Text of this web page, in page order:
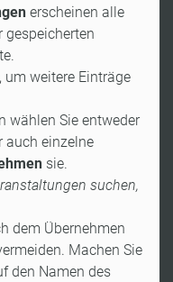
erscheinen alle
gespeicherten
, um weitere Einträge
wählen Sie entweder
auch einzelne
sie.
suchen,
dem Übernehmen
Machen Sie
den Namen des